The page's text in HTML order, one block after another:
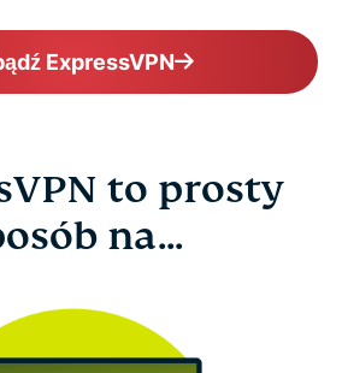
ExpressVPN
to prosty
na...